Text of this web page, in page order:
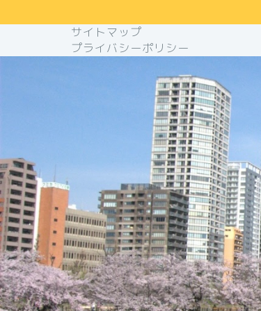
サイトマップ
プライバシーポリシー